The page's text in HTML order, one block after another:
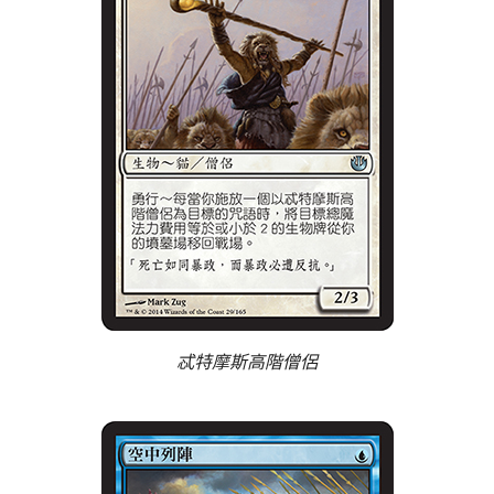
忒特摩斯高階僧侶